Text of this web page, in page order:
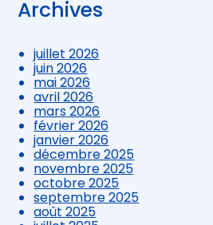
Archives
juillet 2026
juin 2026
mai 2026
avril 2026
mars 2026
février 2026
janvier 2026
décembre 2025
novembre 2025
octobre 2025
septembre 2025
août 2025